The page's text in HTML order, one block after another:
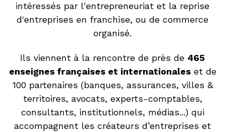
intéressés par l'entrepreneuriat et la reprise
d'entreprises en franchise, ou de commerce
organisé.
Ils viennent à la rencontre de près de 465
enseignes françaises et internationaleset de
100 partenaires (banques, assurances, villes &
territoires, avocats, experts-comptables,
consultants, institutionnels, médias...) qui
accompagnent les créateurs d’entreprises et